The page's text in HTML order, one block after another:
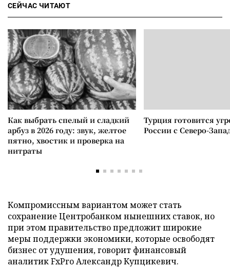
СЕЙЧАС ЧИТАЮТ
Как выбрать спелый и сладкий
арбуз в 2026 году: звук, желтое
пятно, хвостик и проверка на
нитраты
Турция готовится
России с Северо-
Компромиссным вариантом может стать
сохранение Центробанком нынешних ставок, но
при этом правительство предложит широкие
меры поддержки экономики, которые освободят
бизнес от удушения, говорит финансовый
аналитик FxPro Александр Купцикевич.